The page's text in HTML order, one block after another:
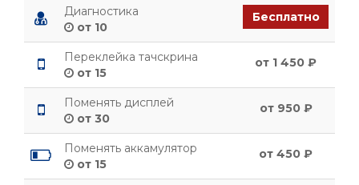
Диагностика
от 10
Бесплатно
Переклейка тачскрина
от 15
от 1 450 ₽
Поменять дисплей
от 30
от 950 ₽
Поменять аккамулятор
от 15
от 450 ₽